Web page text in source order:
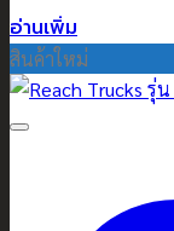
อ่านเพิ่ม
สินค้าใหม่